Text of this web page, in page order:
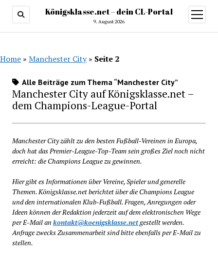
Königsklasse.net – dein CL-Portal
9. August 2026
Menü
öffnen
Home » Manchester City» Seite 2
Alle Beiträge zum Thema “Manchester City”
Manchester City auf Königsklasse.net –
dem Champions-League-Portal
Manchester City zählt zu den besten Fußball-Vereinen in Europa,
doch hat das Premier-League-Top-Team sein großes Ziel noch nicht
erreicht: die Champions League zu gewinnen.
Hier gibt es Informationen über Vereine, Spieler und generelle
Themen. Königsklasse.net berichtet über die Champions League
und den internationalen Klub-Fußball. Fragen, Anregungen oder
Ideen können der Redaktion jederzeit auf dem elektronischen Wege
per E-Mail an kontakt@koenigsklasse.netgestellt werden.
Anfrage zwecks Zusammenarbeit sind bitte ebenfalls per E-Mail zu
stellen.